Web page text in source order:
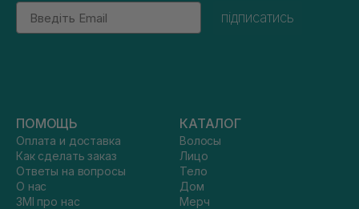
Email
підписатись
ПОМОЩЬ
Оплата и доставка
Как сделать заказ
Ответы на вопросы
О нас
ЗМІ про нас
КАТАЛОГ
Волосы
Лицо
Тело
Дом
Мерч